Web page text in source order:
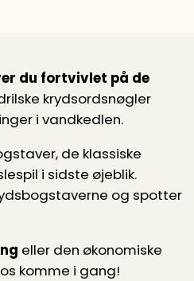
du fortvivlet på de
krydsordsnøgler
i vandkedlen.
de klassiske
i sidste øjeblik.
og spotter
eller den økonomiske
komme i gang!